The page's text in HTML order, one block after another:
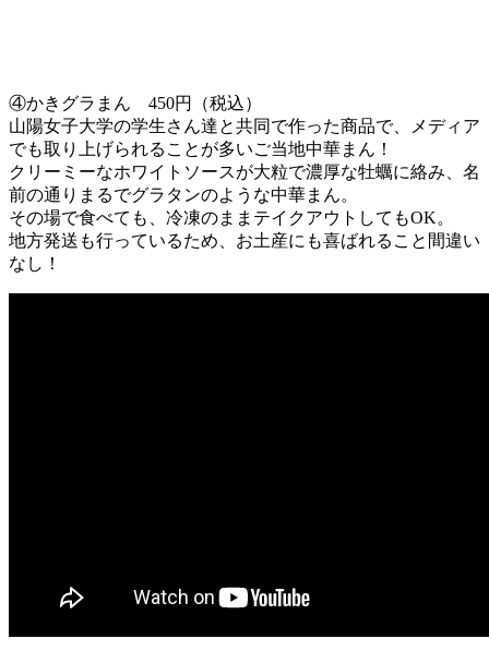
④かきグラまん 450円（税込）
山陽女子大学の学生さん達と共同で作った商品で、メディア
でも取り上げられることが多いご当地中華まん！
クリーミーなホワイトソースが大粒で濃厚な牡蠣に絡み、名
前の通りまるでグラタンのような中華まん。
その場で食べても、冷凍のままテイクアウトしてもOK。
地方発送も行っているため、お土産にも喜ばれること間違い
なし！